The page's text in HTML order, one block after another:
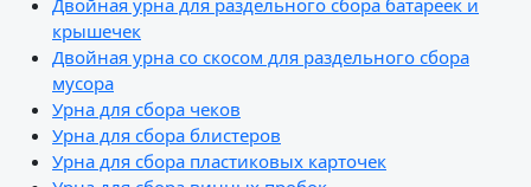
крышечек
Двойная урна со скосом для раздельного сбора
мусора
Урна для сбора чеков
Урна для сбора блистеров
Урна для сбора пластиковых карточек